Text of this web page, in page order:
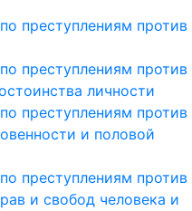
преступлениям против
преступлениям против
личности
преступлениям против
и половой
преступлениям против
и свобод человека и